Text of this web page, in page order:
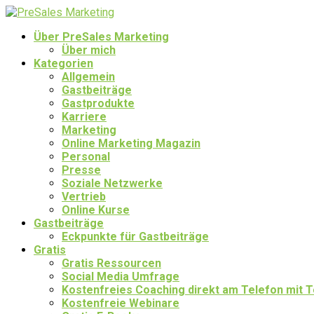
Über PreSales Marketing
Über mich
Kategorien
Allgemein
Gastbeiträge
Gastprodukte
Karriere
Marketing
Online Marketing Magazin
Personal
Presse
Soziale Netzwerke
Vertrieb
Online Kurse
Gastbeiträge
Eckpunkte für Gastbeiträge
Gratis
Gratis Ressourcen
Social Media Umfrage
Kostenfreies Coaching direkt am Telefon mit
Kostenfreie Webinare